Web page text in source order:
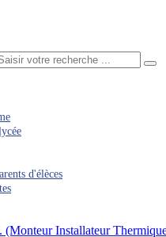
d'élèces
Installateur